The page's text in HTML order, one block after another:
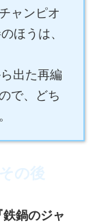
ャンピオ
ほうは、
出た再編
で、どち
の後
鉄鍋のジャ